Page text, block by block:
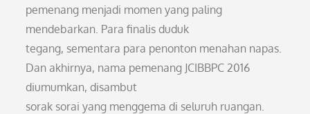
pemenang menjadi momen yang paling
mendebarkan. Para finalis duduk
tegang, sementara para penonton menahan napas.
Dan akhirnya, nama pemenang JCIBBPC 2016
diumumkan, disambut
sorak sorai yang menggema di seluruh ruangan.